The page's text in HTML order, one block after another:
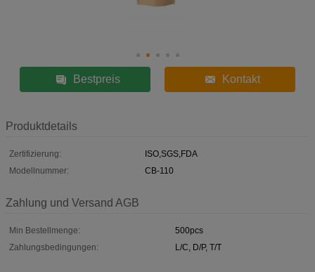
Bestpreis Kontakt
Produktdetails
Zertifizierung:
ISO,SGS,FDA
Modellnummer:
CB-110
Zahlung und Versand AGB
Min Bestellmenge:
500pcs
Zahlungsbedingungen:
L/C, D/P, T/T